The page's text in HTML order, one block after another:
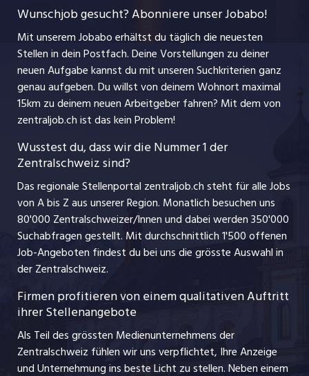
Freelance Jobs
Praktika
Lehrstellen
Ferienjobs
Führungspositionen
Jobline
Nutzungsbedingungen
Impressum
jobbasel.ch
jobbern.ch
jobmittelland.ch
schaffu.ch (VS)
ajourjob.ch
Wunschjob gesucht? Abonniere unser Jobabo!
Mit unserem Jobabo erhältst du täglich die neuesten
Stellen in dein Postfach. Deine Vorstellungen zu deiner
neuen Aufgabe kannst du mit unseren Suchkriterien ganz
genau aufgeben. Du willst von deinem Wohnort maximal
15km zu deinem neuen Arbeitgeber fahren? Mit demvon
zentraljob.ch ist das kein Problem!
Wusstest du, dass wir die Nummer 1 der
Zentralschweiz sind?
Das regionale Stellenportal zentraljob.ch steht für alle Jobs
von A bis Z aus unserer Region. Monatlich besuchen uns
80'000 Zentralschweizer/Innen und dabei werden 350'000
Suchabfragen gestellt. Mit durchschnittlich 1'500 offenen
Job-Angeboten findest du bei uns die grösste Auswahl in
der Zentralschweiz.
Firmen profitieren von einem qualitativen Auftritt
ihrer Stellenangebote
Als Teil des grössten Medienunternehmens der
Zentralschweiz fühlen wir uns verpflichtet, Ihre Anzeige
und Unternehmung ins beste Licht zu stellen. Neben einem